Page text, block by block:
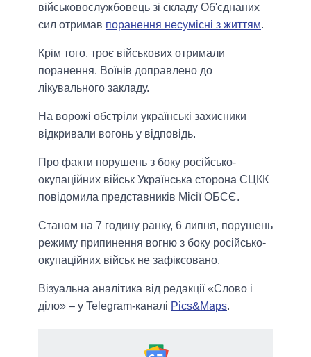
військовослужбовець зі складу Об'єднаних
сил отримав поранення несумісні з життям.
Крім того, троє військових отримали
поранення. Воїнів доправлено до
лікувального закладу.
На ворожі обстріли українські захисники
відкривали вогонь у відповідь.
Про факти порушень з боку російсько-
окупаційних військ Українська сторона СЦКК
повідомила представників Місії ОБСЄ.
Станом на 7 годину ранку, 6 липня, порушень
режиму припинення вогню з боку російсько-
окупаційних військ не зафіксовано.
Візуальна аналітика від редакції «Слово і
діло» – у Telegram-каналі Pics&Maps.